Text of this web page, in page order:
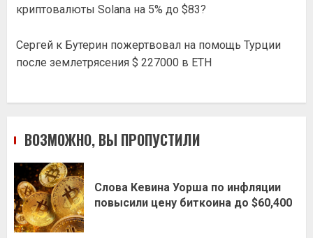
криптовалюты Solana на 5% до $83?
Сергей к Бутерин пожертвовал на помощь Турции
после землетрясения $ 227000 в ETH
ВОЗМОЖНО, ВЫ ПРОПУСТИЛИ
Слова Кевина Уорша по инфляции
повысили цену биткоина до $60,400